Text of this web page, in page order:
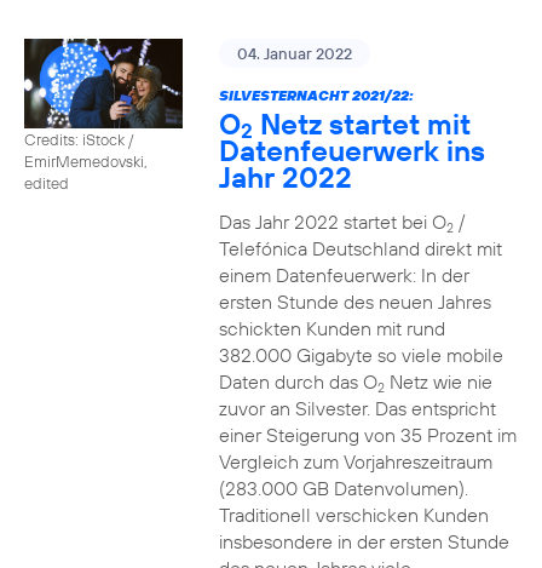
Credits: iStock /
EmirMemedovski,
edited
04. Januar 2022
SILVESTERNACHT 2021/22:
O2 Netz startet mit
Datenfeuerwerk ins
Jahr 2022
Das Jahr 2022 startet bei O2/
Telefónica Deutschland direkt mit
einem Datenfeuerwerk: In der
ersten Stunde des neuen Jahres
schickten Kunden mit rund
382.000 Gigabyte so viele mobile
Daten durch das O2Netz wie nie
zuvor an Silvester. Das entspricht
einer Steigerung von 35 Prozent im
Vergleich zum Vorjahreszeitraum
(283.000 GB Datenvolumen).
Traditionell verschicken Kunden
insbesondere in der ersten Stunde